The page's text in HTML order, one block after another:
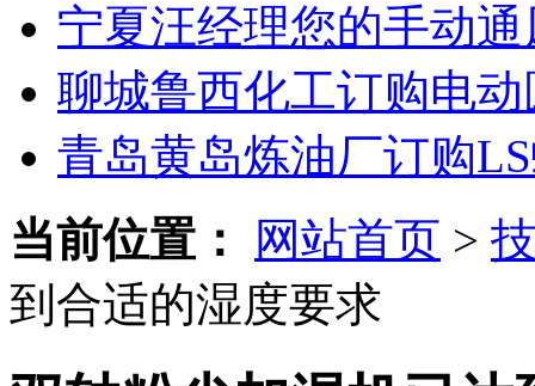
宁夏汪经理您的手动
聊城鲁西化工订购电
青岛黄岛炼油厂订购
当前位置：
网站首页 >
到合适的湿度要求